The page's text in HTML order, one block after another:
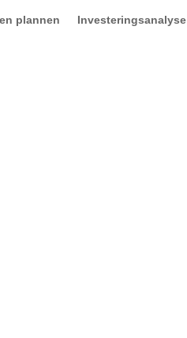
plannen Investeringsanalyse